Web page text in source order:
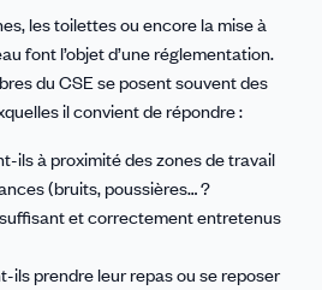
email
les toilettes ou encore la mise à
font l’objet d’une réglementation.
du CSE se posent souvent des
il convient de répondre :
ils à proximité des zones de travail
(bruits, poussières… ?
et correctement entretenus
ils prendre leur repas ou se reposer